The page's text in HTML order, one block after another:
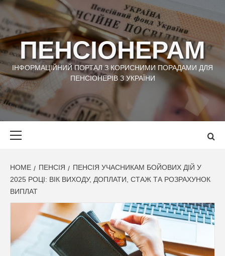
Skip
to
content
ПЕНСІОНЕРАМ
ІНФОРМАЦІЙНИЙ ПОРТАЛ З КОРИСНИМИ ПОРАДАМИ ДЛЯ
ПЕНСІОНЕРІВ З УКРАЇНИ
HOME ПЕНСІЯ
ПЕНСІЯ УЧАСНИКАМ БОЙОВИХ ДІЙ У
2025 РОЦІ: ВІК ВИХОДУ, ДОПЛАТИ, СТАЖ ТА РОЗРАХУНОК
ВИПЛАТ